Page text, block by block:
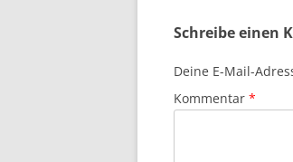
Schreibe einen
Deine E-Mail-
Kommentar *